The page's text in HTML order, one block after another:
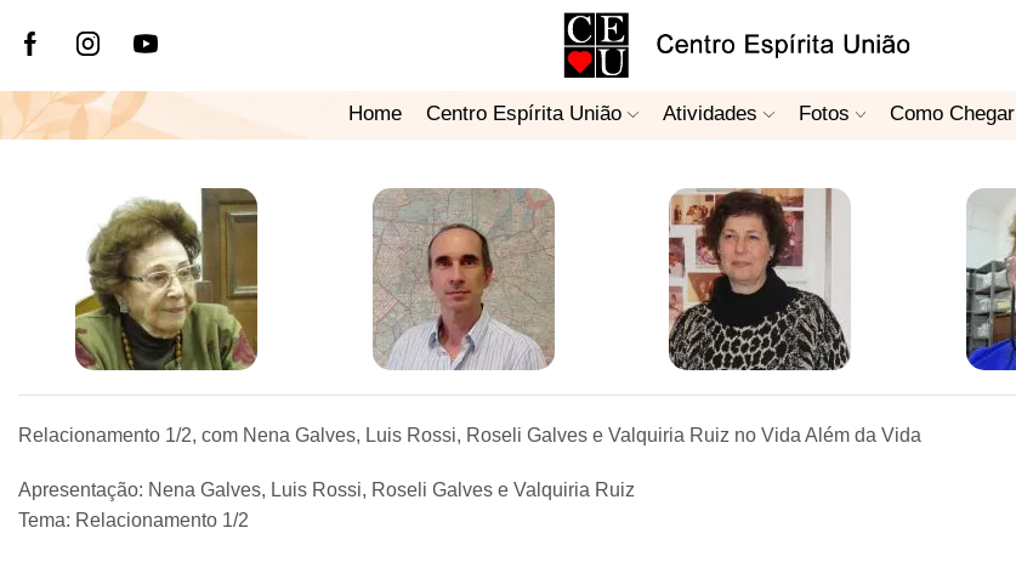
Home Centro Espírita União Atividades Fotos Como Chegar
Relacionamento 1/2, com Nena Galves, Luis Rossi, Roseli Galves e Valquiria Ruiz no Vida Além da Vida
Apresentação: Nena Galves, Luis Rossi, Roseli Galves e Valquiria Ruiz
Tema: Relacionamento 1/2